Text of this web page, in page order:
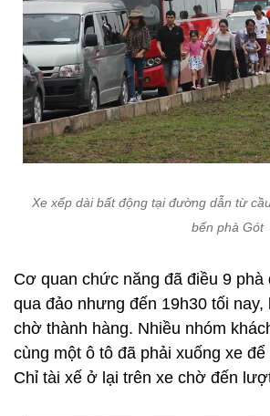
Xe xếp dài bất động tại đường dẫn từ
bến phà Gót
Cơ quan chức năng đã điều 9 phà
qua đảo nhưng đến 19h30 tối nay,
chờ thành hàng. Nhiều nhóm
cùng một ô tô đã phải xuống xe
Chỉ tài xế ở lại trên xe chờ đến